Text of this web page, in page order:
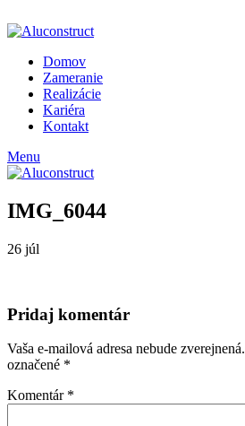
Domov
Zameranie
Realizácie
Kariéra
Kontakt
Menu
IMG_6044
26 júl
Pridaj komentár
Vaša e-mailová adresa nebude zverejnená.
označené *
Komentár *